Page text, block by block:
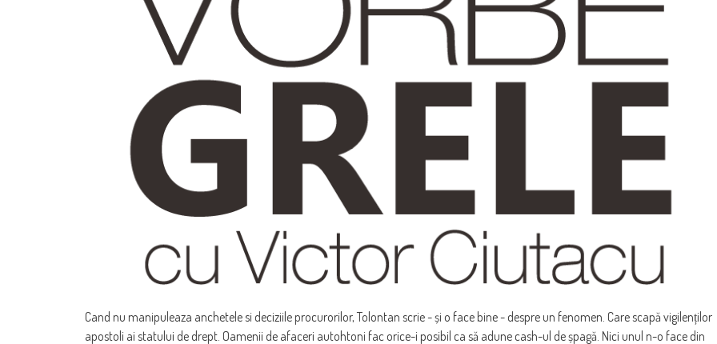
Cand nu manipuleaza anchetele si deciziile procurorilor, Tolontan scrie - și o face bine - despre un fenomen. Care scapă vigilenților
apostoli ai statului de drept. Oamenii de afaceri autohtoni fac orice-i posibil ca să adune cash-ul de șpagă. Nici unul n-o face din